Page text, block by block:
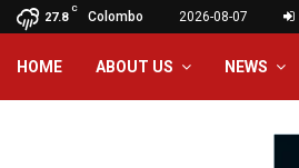
27.8
C
Colombo 2026-08-07
HOME ABOUT US NEWS